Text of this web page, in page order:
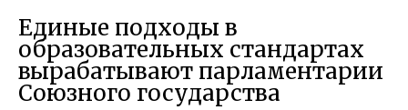
Единые подходы в
образовательных стандартах
вырабатывают парламентарии
Союзного государства